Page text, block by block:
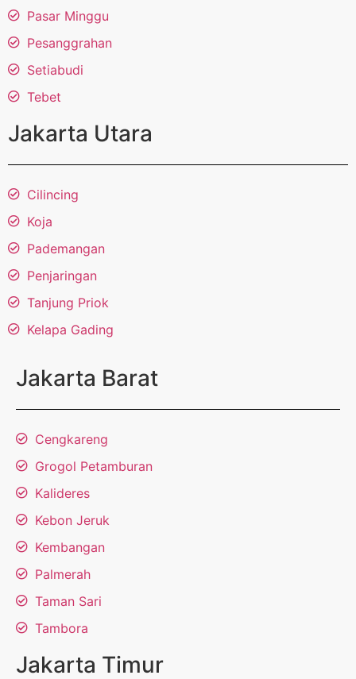
Pasar Minggu
Pesanggrahan
Setiabudi
Tebet
Jakarta Utara
Cilincing
Koja
Pademangan
Penjaringan
Tanjung Priok
Kelapa Gading
Jakarta Barat
Cengkareng
Grogol Petamburan
Kalideres
Kebon Jeruk
Kembangan
Palmerah
Taman Sari
Tambora
Jakarta Timur